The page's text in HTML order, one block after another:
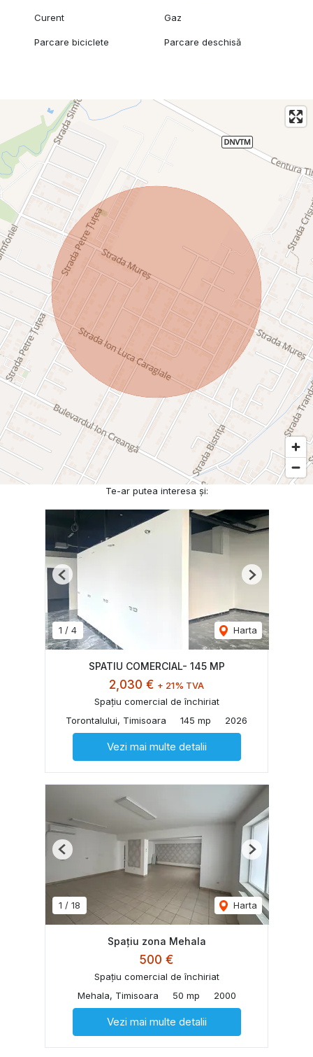
Curent Gaz
Parcare biciclete Parcare deschisă
Te-ar putea interesa și:
1 / 4 Harta
Previous Next
SPATIU COMERCIAL- 145 MP
2,030 € + 21% TVA
Spațiu comercial de închiriat
Torontalului, Timisoara
145 mp 2026
Vezi mai multe detalii
1 / 18 Harta
Previous Next
Spațiu zona Mehala
500 €
Spațiu comercial de închiriat
Mehala, Timisoara
50 mp 2000
Vezi mai multe detalii